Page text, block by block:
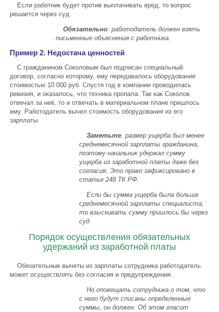
Если работник будет против выплачивать вред, то вопрос
решается через суд.
Обязательно: работодатель должен взять
письменные объяснения с работника.
Пример 2. Недостача ценностей
С гражданином Соколовым был подписан специальный
договор, согласно которому, ему передавалось оборудование
стоимостью 10 000 руб. Спустя год в компании проводилась
ревизия, и оказалось, что техника пропала. Так как Соколов
отвечал за неё, то и отвечать в материальном плане пришлось
ему. Работодатель вычел стоимость оборудования из его
зарплаты.
Заметьте, размер ущерба был менее
среднемесячной зарплаты гражданина,
поэтому начальник удержал сумму
ущерба из заработной платы даже без
согласия. Это право зафиксировано в
статье 248 ТК РФ.
Если бы сумма ущерба была больше
среднемесячной зарплаты специалиста,
то взыскивать сумму пришлось бы через
суд.
Порядок осуществления обязательных
удержаний из заработной платы
Обязательные вычеты из зарплаты сотрудника работодатель
может осуществлять без согласия и предупреждения.
Но оповещать сотрудника о том, что
с него будут списаны определенные
суммы, он должен. Об этом гласит